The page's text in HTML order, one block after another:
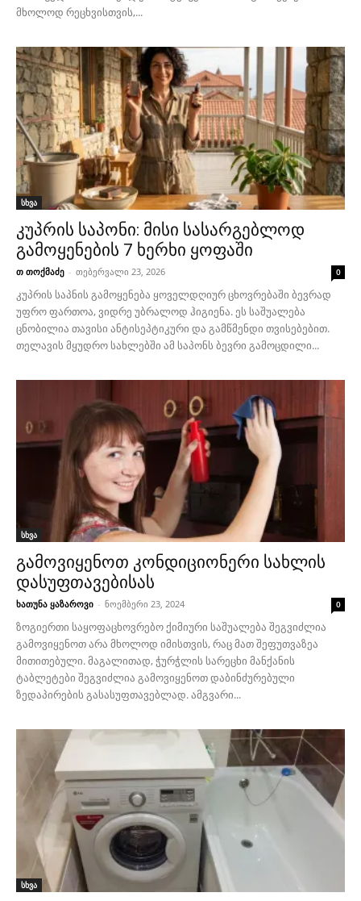
მხოლოდ რეცხვისთვის,...
სხვა
კუპრის საპონი: მისი სასარგებლოდ
გამოყენების 7 ხერხი ყოფაში
თ თოქმაძე - თებერვალი 23, 2026 0
კუპრის საპნის გამოყენება ყოველდღიურ ცხოვრებაში ბევრად
უფრო ფართოა, ვიდრე უბრალოდ ჰიგიენა. ეს საშუალება
ცნობილია თავისი ანტისეპტიკური და გამწმენდი თვისებებით.
თელავის მყუდრო სახლებში ამ საპონს ბევრი გამოცდილი...
სხვა
გამოვიყენოთ კონდიციონერი სახლის
დასუფთავებისას
ხათუნა ყაზაროვი - ნოემბერი 23, 2024 0
ზოგიერთი საყოფაცხოვრებო ქიმიური საშუალება შეგვიძლია
გამოვიყენოთ არა მხოლოდ იმისთვის, რაც მათ შეფუთვაზეა
მითითებული. მაგალითად, ჭურჭლის სარეცხი მანქანის
ტაბლეტები შეგვიძლია გამოვიყენოთ დაბინძურებული
ზედაპირების გასასუფთავებლად. ამგვარი...
სხვა